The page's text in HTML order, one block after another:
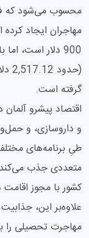
محسوب می‌شود که
مهاجران ایجاد
900 دلار است،
گرفته است.
اقتصاد پیشرو
و داروسازی، و
طیِ برنامه‌های
متعددی جذب
کشور با مجوز
علاوه‌بر این، جذابیت
مهاجرت تحصیلی را